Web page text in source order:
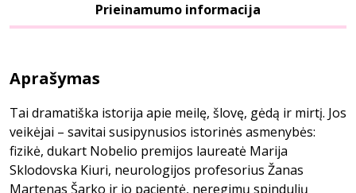
Prieinamumo informacija
Aprašymas
Tai dramatiška istorija apie meilę, šlovę, gėdą ir mirtį. Jos
veikėjai – savitai susipynusios istorinės asmenybės:
fizikė, dukart Nobelio premijos laureatė Marija
Sklodovska Kiuri, neurologijos profesorius Žanas
Martenas Šarko ir jo pacientė, neregimų spindulių